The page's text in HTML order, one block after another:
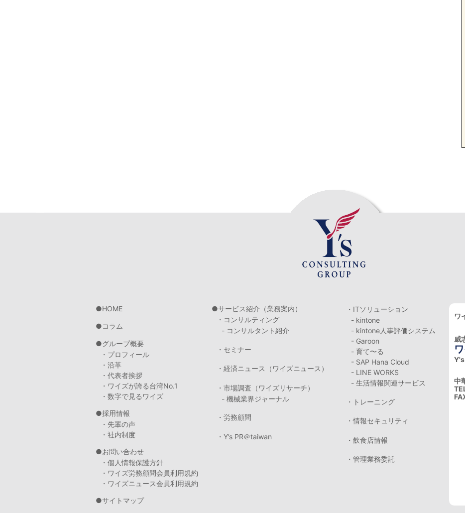
HOME
コラム
グループ概要
・プロフィール
・沿革
・代表者挨拶
・ワイズが誇る台湾No.1
・数字で見るワイズ
採用情報
・先輩の声
・社内制度
お問い合わせ
・個人情報保護方針
・ワイズ労務顧問会員利用規約
・ワイズニュース会員利用規約
サイトマップ
サービス紹介（業務案内）
・コンサルティング
- コンサルタント紹介
・セミナー
・経済ニュース（ワイズニュース）
・市場調査（ワイズリサーチ）
- 機械業界ジャーナル
・労務顧問
・Y’s PR＠taiwan
・ITソリューション
- kintone
- kintone人事評価システム
- Garoon
- 育て〜る
- SAP Hana Cloud
- LINE WORKS
- 生活情報関連サービス
・トレーニング
・情報セキュリティ
・飲食店情報
・管理業務委託
ワ
威
中